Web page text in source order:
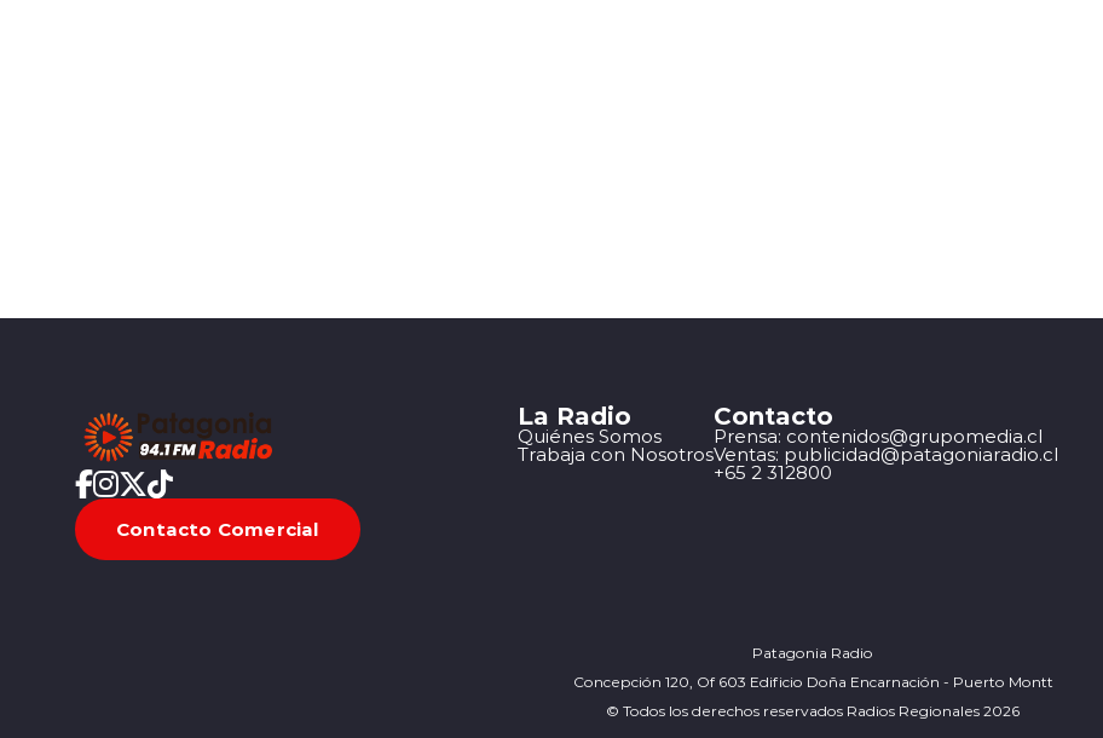
Contacto Comercial
La Radio
Quiénes Somos
Trabaja con Nosotros
Contacto
Prensa: contenidos@grupomedia.cl
Ventas: publicidad@patagoniaradio.cl
+65 2 312800
Patagonia Radio
Concepción 120, Of 603 Edificio Doña Encarnación - Puerto Montt
© Todos los derechos reservados Radios Regionales 2026